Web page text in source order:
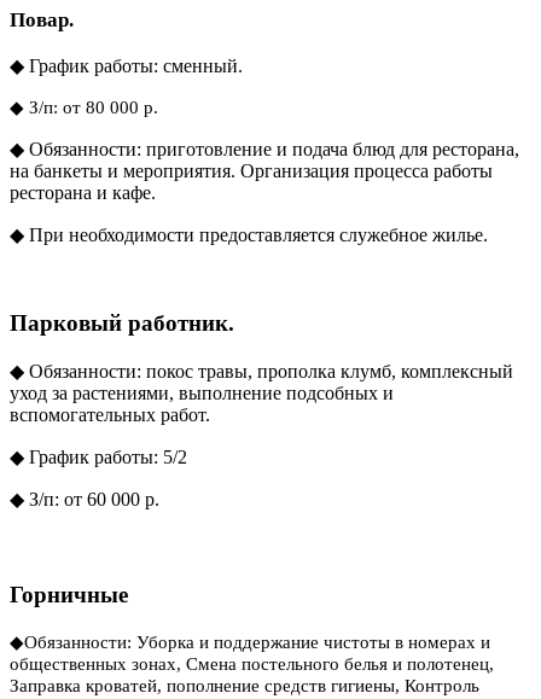
Повар.
◆ График работы: сменный.
◆ З/п: от 80 000 р.
◆ Обязанности: приготовление и подача блюд для ресторана,
на банкеты и мероприятия. Организация процесса работы
ресторана и кафе.
◆ При необходимости предоставляется служебное жилье.
Парковый работник.
◆ Обязанности: покос травы, прополка клумб, комплексный
уход за растениями, выполнение подсобных и
вспомогательных работ.
◆ График работы: 5/2
◆ З/п: от 60 000 р.
Горничные
◆Обязанности: Уборка и поддержание чистоты в номерах и
общественных зонах, Смена постельного белья и полотенец,
Заправка кроватей, пополнение средств гигиены, Контроль